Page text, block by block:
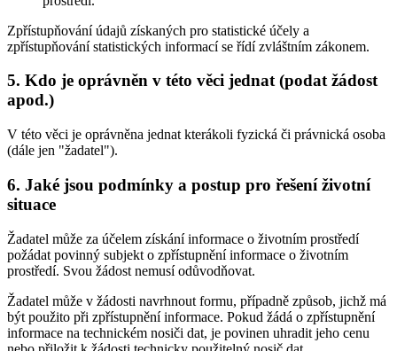
Zpřístupňování údajů získaných pro statistické účely a
zpřístupňování statistických informací se řídí zvláštním zákonem.
5. Kdo je oprávněn v této věci jednat (podat žádost
apod.)
V této věci je oprávněna jednat kterákoli fyzická či právnická osoba
(dále jen "žadatel").
6. Jaké jsou podmínky a postup pro řešení životní
situace
Žadatel může za účelem získání informace o životním prostředí
požádat povinný subjekt o zpřístupnění informace o životním
prostředí. Svou žádost nemusí odůvodňovat.
Žadatel může v žádosti navrhnout formu, případně způsob, jichž má
být použito při zpřístupnění informace. Pokud žádá o zpřístupnění
informace na technickém nosiči dat, je povinen uhradit jeho cenu